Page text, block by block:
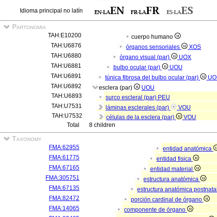
Idioma principal no latín
Partonomia
TAH:E10200
cuerpo humano
TAH:U6876
órganos sensoriales
XOS
TAH:U6880
órgano visual (par)
UOX
TAH:U6881
bulbo ocular (par)
UOU
TAH:U6891
túnica fibrosa del bulbo ocular (par)
TAH:U6892
esclera (par)
UOU
TAH:U6893
surco escleral (par) PEU
TAH:U7531
láminas esclerales (par)
VOU
TAH:U7532
células de la esclera (par)
VOU
Total
8 children
Taxonomy
FMA:62955
entidad anatómica
FMA:61775
entidad fisica
FMA:67165
entidad material
FMA:305751
estructura anatómica
FMA:67135
estructura anatómica
FMA:82472
porción cardinal de órgano
FMA:14065
componente de órgano